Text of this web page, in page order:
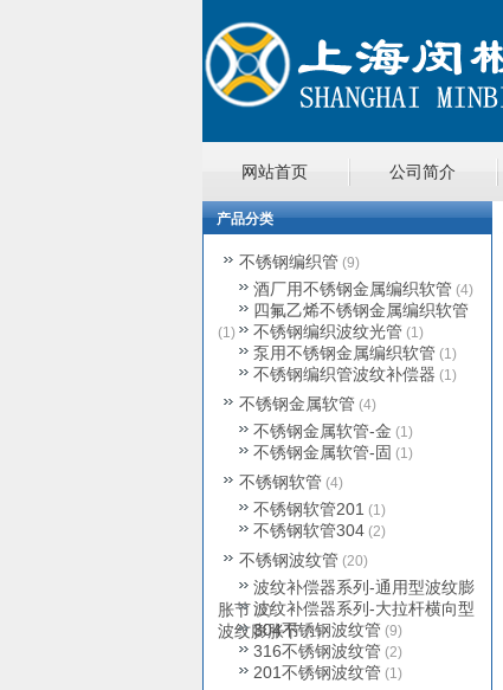
网站首页 公司简介
产品分类
国标外包塑软管
国标内包塑软管
内外包塑软管
国标镀锌软管
普通外包塑软管
普通镀锌软管
上海国标软管
平包塑软管
产品分类
不锈钢编织管 (9)
酒厂用不锈钢金属编织软管 (4)
四氟乙烯不锈钢金属编织软管
(1) 不锈钢编织波纹光管 (1)
泵用不锈钢金属编织软管 (1)
不锈钢编织管波纹补偿器 (1)
不锈钢金属软管 (4)
不锈钢金属软管-金 (1)
不锈钢金属软管-固 (1)
不锈钢软管 (4)
不锈钢软管201 (1)
不锈钢软管304 (2)
不锈钢波纹管 (20)
波纹补偿器系列-通用型波纹膨
胀节(2)
波纹补偿器系列-大拉杆横向型
波纹膨胀节(1)
304不锈钢波纹管 (9)
316不锈钢波纹管 (2)
201不锈钢波纹管 (1)